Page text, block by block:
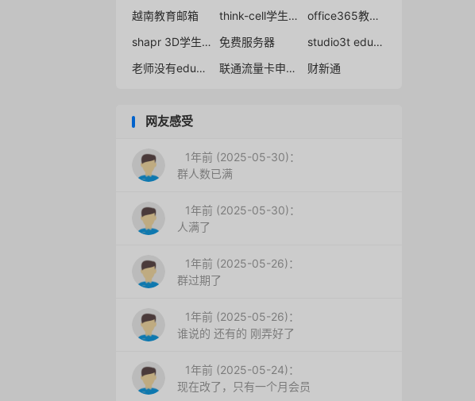
越南教育邮箱
think-cell学生免费
office365教育版申请
shapr 3D学生认证
免费服务器
studio3t education
老师没有edu邮箱
联通流量卡申请入口 财新通
网友感受
1年前 (2025-05-30)：
群人数已满
1年前 (2025-05-30)：
人满了
1年前 (2025-05-26)：
群过期了
1年前 (2025-05-26)：
谁说的 还有的 刚弄好了
1年前 (2025-05-24)：
现在改了，只有一个月会员